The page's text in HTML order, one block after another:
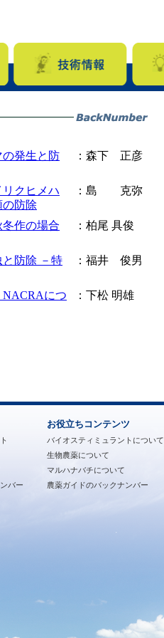
の発生と防
：森下 正彦
クヒメハ
防除
：島 克弥
作の場合
：柏尾 具俊
防除 －特
：福井 俊男
NACRAにつ
：下松 明雄
バー
お役立ちコンテンツ
バイオスティミュラントについて
生物農薬について
マルハナバチについて
農薬ガイドのバックナンバー